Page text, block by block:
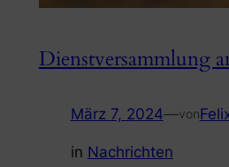
Dienstversammlung
März 7, 2024—von
in Nachrichten